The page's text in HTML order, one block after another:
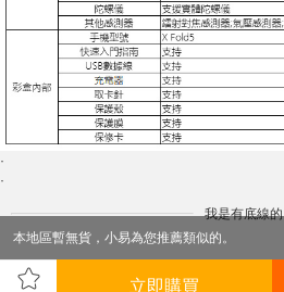
·
·
我是有底線的
本地區暫無貨，小易為您推薦類似的。
立即購買